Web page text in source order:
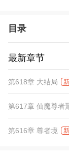
目录
最新章节
第618章 大结局 新
第617章 仙魔尊者
第616章 尊者境 新